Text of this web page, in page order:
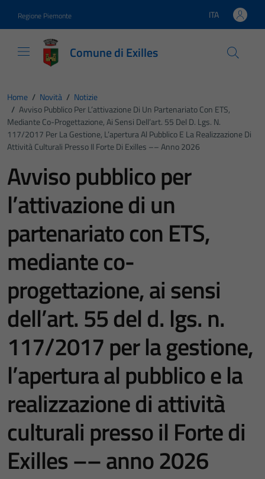
Regione Piemonte Lingua attiva:
ITA
Comune di Exilles
Home / Novità / Notizie
/ Avviso Pubblico Per L’attivazione Di Un Partenariato Con ETS,
Mediante Co-Progettazione, Ai Sensi Dell’art. 55 Del D. Lgs. N.
117/2017 Per La Gestione, L’apertura Al Pubblico E La Realizzazione Di
Attività Culturali Presso Il Forte Di Exilles –– Anno 2026
Avviso pubblico per
l’attivazione di un
partenariato con ETS,
mediante co-
progettazione, ai sensi
dell’art. 55 del d. lgs. n.
117/2017 per la gestione,
l’apertura al pubblico e la
realizzazione di attività
culturali presso il Forte di
Exilles –– anno 2026